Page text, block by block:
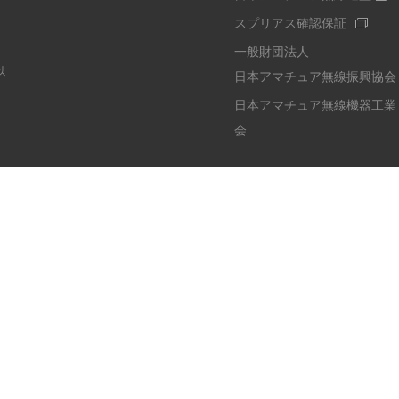
スプリアス確認保証
一般財団法人
日本アマチュア無線振興協会
日本アマチュア無線機器工業
会